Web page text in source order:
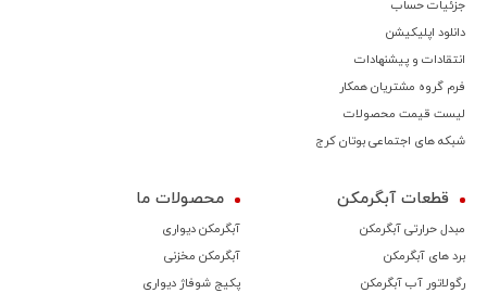
جزئیات حساب
دانلود اپلیکیشن
انتقادات و پیشنهادات
فرم گروه مشتریان همکار
لیست قیمت محصولات
شبکه های اجتماعی بوتان کرج
قطعات آبگرمکن
مبدل حرارتی آبگرمکن
برد های آبگرمکن
رگولاتور آب آبگرمکن
محصولات ما
آبگرمکن دیواری
آبگرمکن مخزنی
پکیج شوفاژ دیواری